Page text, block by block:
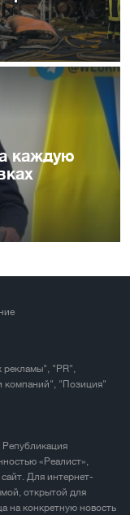
каждую
"PR",
компаний", "Позиция"
Републикация
«Реалист»,
Для интернет-
открытой для
на конкретную новость